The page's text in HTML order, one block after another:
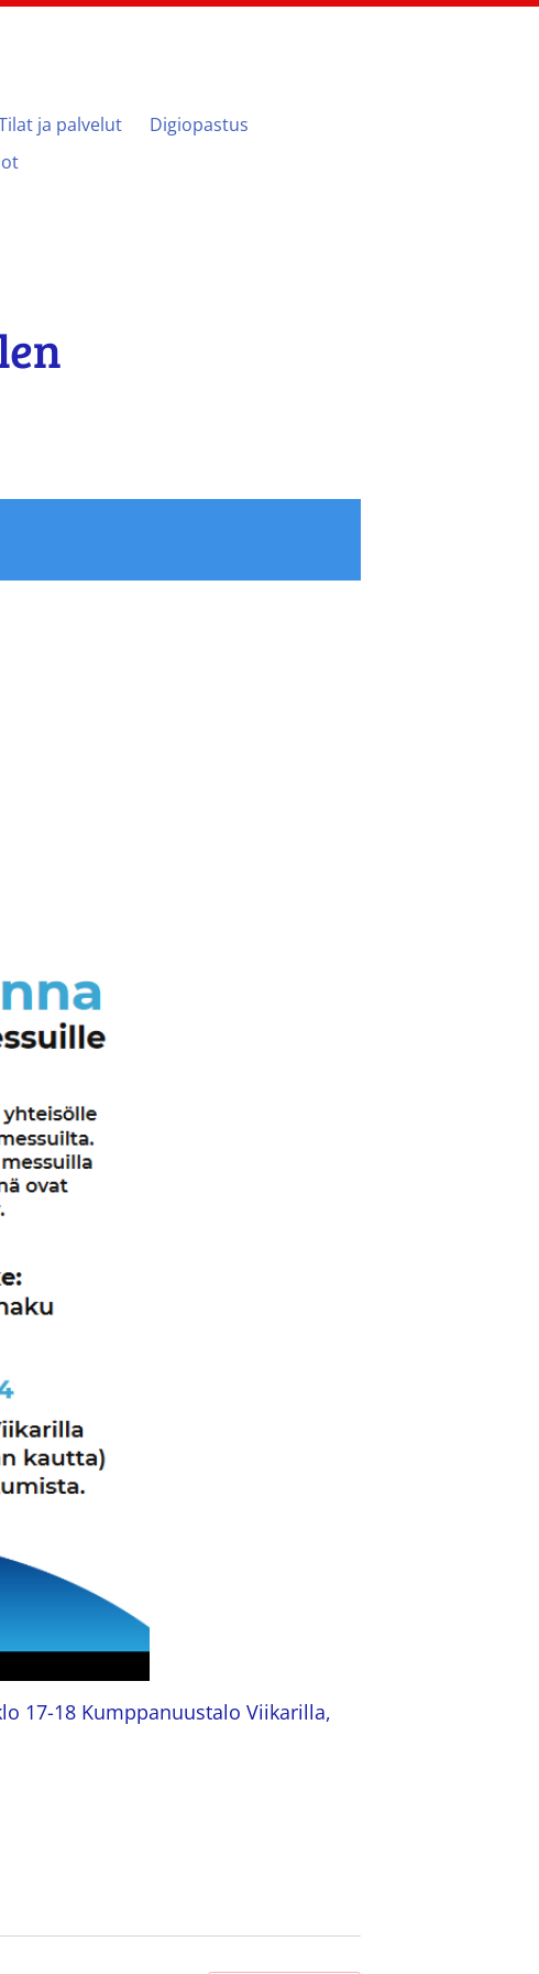
ja palvelut
Digiopastus
17-18 Kumppanuustalo Viikarilla,